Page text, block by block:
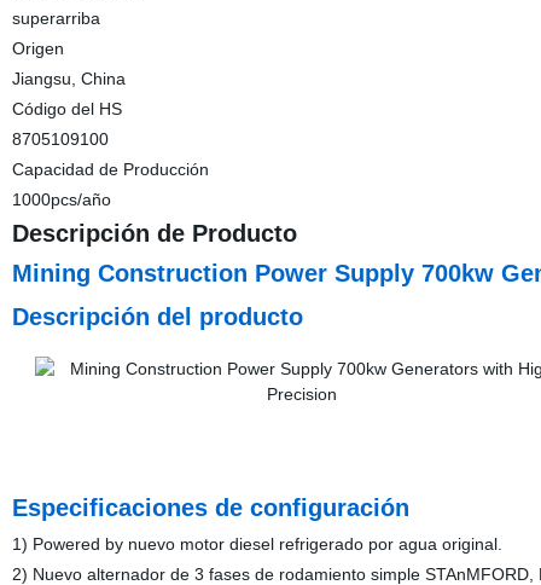
superarriba
Origen
Jiangsu, China
Código del HS
8705109100
Capacidad de Producción
1000pcs/año
Descripción de Producto
Mining Construction Power Supply 700kw
Descripción del producto
Especificaciones de configuración
1) Powered by nuevo motor diesel refrigerado por agua original.
2) Nuevo alternador de 3 fases de rodamiento simple